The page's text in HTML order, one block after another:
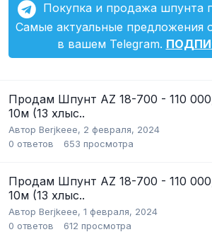
Покупка и продажа шпунта
Самые актуальные предложения
в вашем Telegram.
Продам Шпунт AZ 18-700 - 110
10м (13 хлыс..
Автор Berjkeee, 2 февраля, 2024
0 ответов 653 просмотра
Продам Шпунт AZ 18-700 - 110
10м (13 хлыс..
Автор Berjkeee, 1 февраля, 2024
0 ответов 612 просмотра